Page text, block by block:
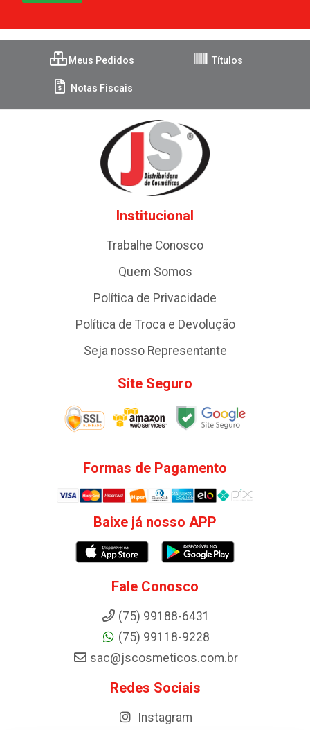
Meus Pedidos Títulos
Notas Fiscais
Institucional
Trabalhe Conosco
Quem Somos
Política de Privacidade
Política de Troca e Devolução
Seja nosso Representante
Site Seguro
Formas de Pagamento
Baixe já nosso APP
Fale Conosco
(75) 99188-6431
(75) 99118-9228
sac@jscosmeticos.com.br
Redes Sociais
Instagram